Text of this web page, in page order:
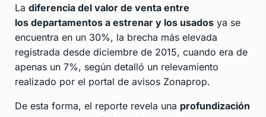
La diferencia del valor de venta entre
los departamentos a estrenar y los usados ya se
encuentra en un 30%, la brecha más elevada
registrada desde diciembre de 2015, cuando era de
apenas un 7%, según detalló un relevamiento
realizado por el portal de avisos Zonaprop.
De esta forma, el reporte revela una profundización